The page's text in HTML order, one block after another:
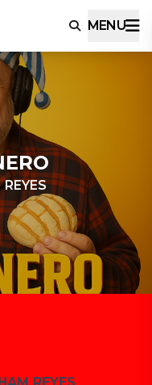
MENU